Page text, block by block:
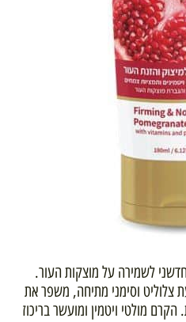
לשמירה על מוצקות העור.
צלוליט וסימני מתיחה, משפר את
מולטי ויטמין ומועשר בריכוז